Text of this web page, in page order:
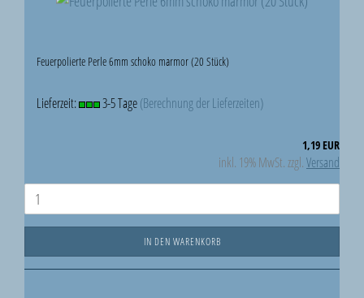
Feuerpolierte Perle 6mm schoko marmor (20 Stück)
Lieferzeit: 3-5 Tage(Berechnung der Lieferzeiten)
1,19 EUR
inkl. 19% MwSt. zzgl.Versand
IN DEN WARENKORB